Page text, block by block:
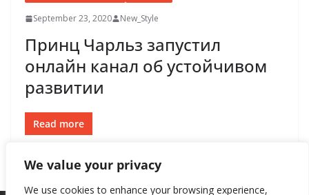
We value your privacy
We use cookies to enhance your browsing experience,
September 23, 2020 New_Style
Принц Чарльз запустил
онлайн канал об устойчивом
развитии
Read more